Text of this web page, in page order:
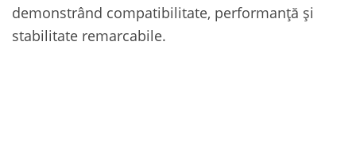
demonstrând compatibilitate, performanță și
stabilitate remarcabile.